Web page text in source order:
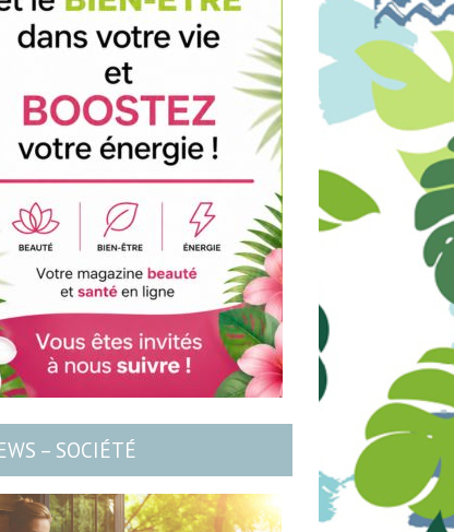
– SOCIÉTÉ